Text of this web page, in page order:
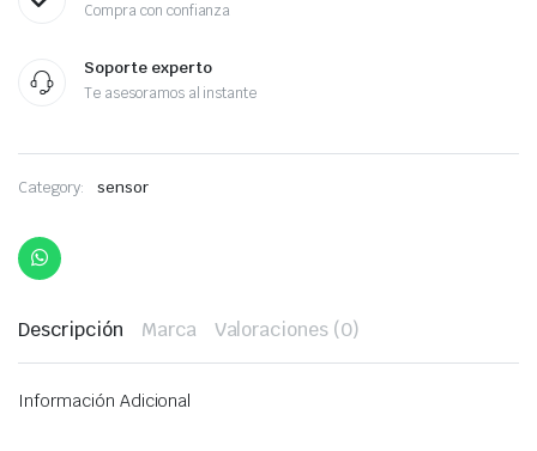
Compra con confianza
Soporte experto
Te asesoramos al instante
Category: sensor
Descripción Marca Valoraciones (0)
Información Adicional